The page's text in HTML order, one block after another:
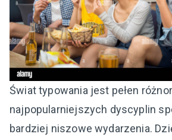
Świat typowania jest pełen
najpopularniejszych dyscyplin
bardziej niszowe wydarzenia.